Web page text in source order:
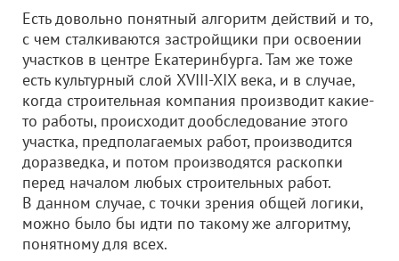
Есть довольно понятный алгоритм действий и то,
с чем сталкиваются застройщики при освоении
участков в центре Екатеринбурга. Там же тоже
есть культурный слой XVIII-XIX века, и в случае,
когда строительная компания производит какие-
то работы, происходит дообследование этого
участка, предполагаемых работ, производится
доразведка, и потом производятся раскопки
перед началом любых строительных работ.
В данном случае, с точки зрения общей логики,
можно было бы идти по такому же алгоритму,
понятному для всех.